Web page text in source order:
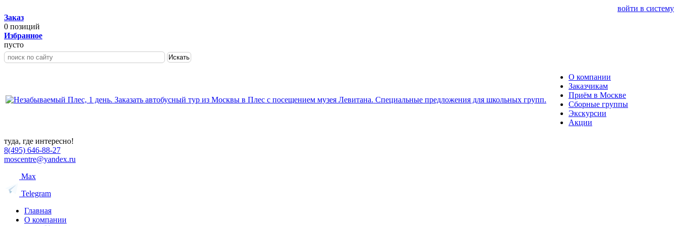
войти в систему
Заказ
0 позиций
Избранное
пусто
Искать
О компании
Заказчикам
Приём в Москве
Сборные группы
Экскурсии
Акции
туда, где интересно!
8(495) 646-88-27
moscentre@yandex.ru
Max
Telegram
Главная
О компании